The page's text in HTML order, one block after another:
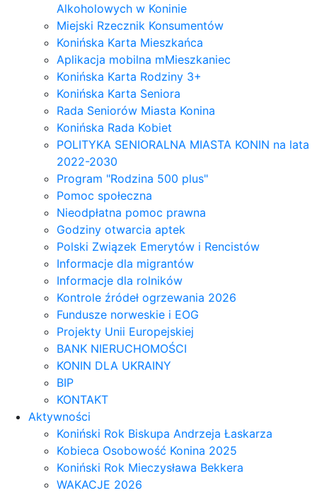
Alkoholowych w Koninie
Miejski Rzecznik Konsumentów
Konińska Karta Mieszkańca
Aplikacja mobilna mMieszkaniec
Konińska Karta Rodziny 3+
Konińska Karta Seniora
Rada Seniorów Miasta Konina
Konińska Rada Kobiet
POLITYKA SENIORALNA MIASTA KONIN na lata
2022-2030
Program "Rodzina 500 plus"
Pomoc społeczna
Nieodpłatna pomoc prawna
Godziny otwarcia aptek
Polski Związek Emerytów i Rencistów
Informacje dla migrantów
Informacje dla rolników
Kontrole źródeł ogrzewania 2026
Fundusze norweskie i EOG
Projekty Unii Europejskiej
BANK NIERUCHOMOŚCI
KONIN DLA UKRAINY
BIP
KONTAKT
Aktywności
Koniński Rok Biskupa Andrzeja Łaskarza
Kobieca Osobowość Konina 2025
Koniński Rok Mieczysława Bekkera
WAKACJE 2026